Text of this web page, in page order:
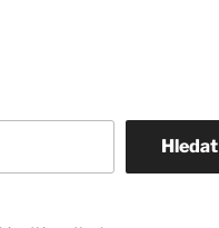
Hledat